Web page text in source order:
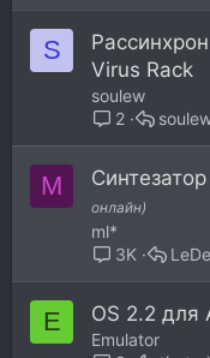
S
Virus Rack
soulew
2
M
онлайн)
ml*
3K
E OS 2.2 для
Emulator